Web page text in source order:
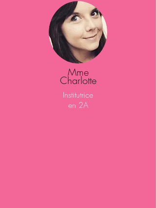
Mme
Charlotte
Institutrice
en 2A